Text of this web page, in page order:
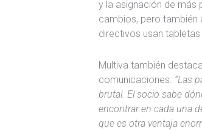
y la asignación de más
cambios, pero
directivos usan
Multiva también
comunicaciones. “Las
brutal. El socio sabe
encontrar en cada una
que es otra ventaja